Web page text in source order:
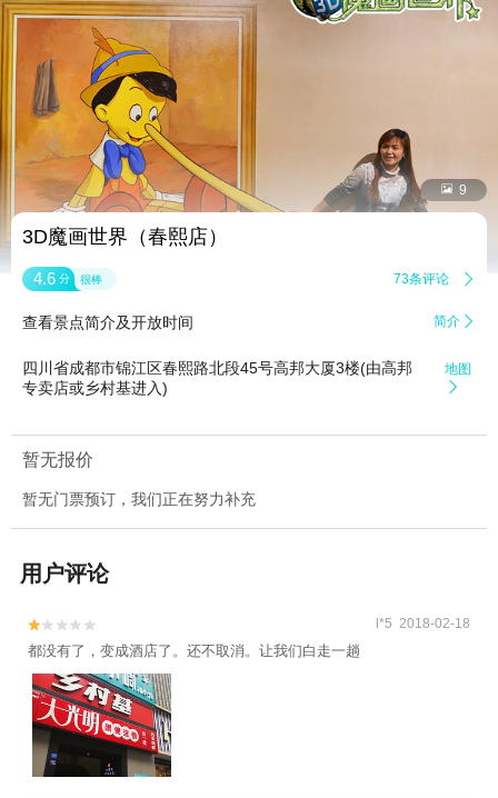
 9
3D魔画世界（春熙店）
4.6 分 很棒 73条评论 
查看景点简介及开放时间 简介 
四川省成都市锦江区春熙路北段45号高邦大厦3楼(由高邦
专卖店或乡村基进入)
地图

暂无报价
暂无门票预订，我们正在努力补充
用户评论

 l*5 2018-02-18
都没有了，变成酒店了。还不取消。让我们白走一趟
